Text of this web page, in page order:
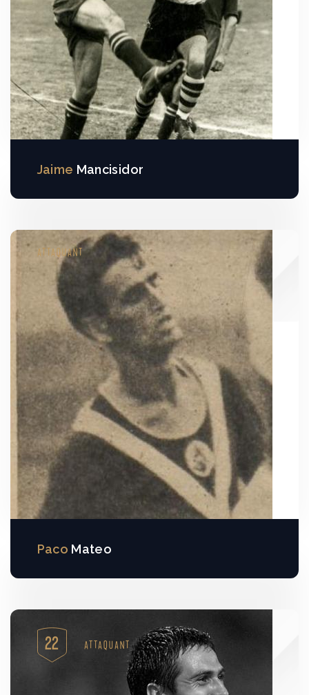
Jaime Mancisidor
ATTAQUANT
Paco Mateo
22 ATTAQUANT